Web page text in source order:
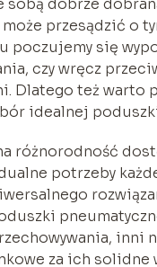
sobą dobrze
może przesądzić o
poczujemy się
czy wręcz
Dlatego też warto
idealnej
różnorodność
potrzeby
inni
za ich solidne